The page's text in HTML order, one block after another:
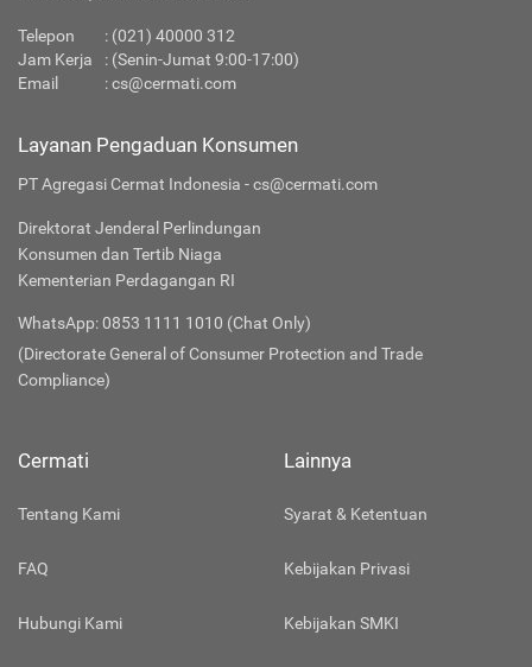
Telepon : (021) 40000 312
Jam Kerja
: (Senin-Jumat 9:00-17:00)
Email
:cs@cermati.com
Layanan Pengaduan Konsumen
PT Agregasi Cermat Indonesia - cs@cermati.com
Direktorat Jenderal Perlindungan
Konsumen dan Tertib Niaga
Kementerian Perdagangan RI
WhatsApp: 0853 1111 1010 (Chat Only)
(Directorate General of Consumer Protection and Trade
Compliance)
Cermati
Tentang Kami
FAQ
Hubungi Kami
Lainnya
Syarat & Ketentuan
Kebijakan Privasi
Kebijakan SMKI